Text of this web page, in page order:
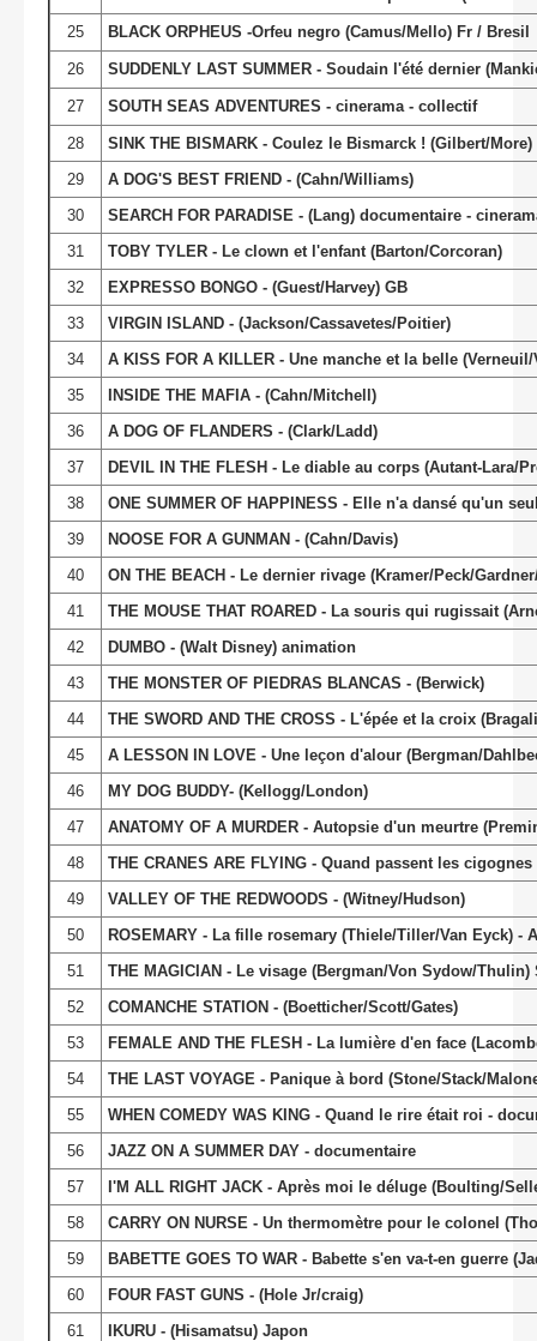
25 BLACK ORPHEUS -Orfeu negro (Camus/Mello) Fr / Bresil
26 SUDDENLY LAST SUMMER - Soudain l'été dernier
27 SOUTH SEAS ADVENTURES - cinerama - collectif
28 SINK THE BISMARK - Coulez le Bismarck ! (Gilbert/More)
29
A DOG'S BEST FRIEND - (Cahn/Williams)
30
SEARCH FOR PARADISE - (Lang) documentaire -
31
TOBY TYLER - Le clown et l'enfant (Barton/Corcoran)
32
EXPRESSO BONGO - (Guest/Harvey) GB
33
VIRGIN ISLAND - (Jackson/Cassavetes/Poitier)
34
A KISS FOR A KILLER - Une manche et la belle
35
INSIDE THE MAFIA - (Cahn/Mitchell)
36
A DOG OF FLANDERS - (Clark/Ladd)
37
DEVIL IN THE FLESH - Le diable au corps (Autant-Lara/
38
ONE SUMMER OF HAPPINESS - Elle n'a dansé qu'un
39
NOOSE FOR A GUNMAN - (Cahn/Davis)
40
ON THE BEACH - Le dernier rivage (Kramer/Peck/
41
THE MOUSE THAT ROARED - La souris qui rugissait
42
DUMBO - (Walt Disney) animation
43
THE MONSTER OF PIEDRAS BLANCAS - (Berwick)
44
THE SWORD AND THE CROSS - L'épée et la croix
45
A LESSON IN LOVE - Une leçon d'alour (Bergman/
46
MY DOG BUDDY- (Kellogg/London)
47
ANATOMY OF A MURDER - Autopsie d'un meurtre
48
THE CRANES ARE FLYING - Quand passent les
49
VALLEY OF THE REDWOODS - (Witney/Hudson)
50
ROSEMARY - La fille rosemary (Thiele/Tiller/Van Eyck) -
51
THE MAGICIAN - Le visage (Bergman/Von Sydow/Thulin)
52
COMANCHE STATION - (Boetticher/Scott/Gates)
53
FEMALE AND THE FLESH - La lumière d'en face
54
THE LAST VOYAGE - Panique à bord (Stone/Stack/
55
WHEN COMEDY WAS KING - Quand le rire était roi -
56
JAZZ ON A SUMMER DAY - documentaire
57
I'M ALL RIGHT JACK - Après moi le déluge (Boulting/
58
CARRY ON NURSE - Un thermomètre pour le colonel
59
BABETTE GOES TO WAR - Babette s'en va-t-en guerre
60
FOUR FAST GUNS - (Hole Jr/craig)
61
IKURU - (Hisamatsu) Japon